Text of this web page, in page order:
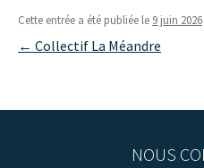
Cette entrée a été publiée le 9 juin 2026
Navigation
← Collectif La Méandre
NOUS